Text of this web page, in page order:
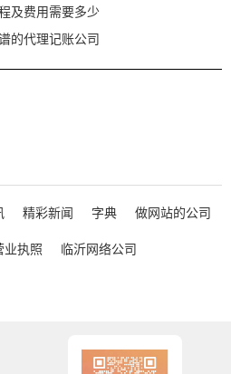
及费用需要多少
的代理记账公司
精彩新闻 字典 做网站的公司
业执照 临沂网络公司